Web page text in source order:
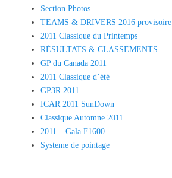
Section Photos
TEAMS & DRIVERS 2016 provisoire
2011 Classique du Printemps
RÉSULTATS & CLASSEMENTS
GP du Canada 2011
2011 Classique d’été
GP3R 2011
ICAR 2011 SunDown
Classique Automne 2011
2011 – Gala F1600
Systeme de pointage